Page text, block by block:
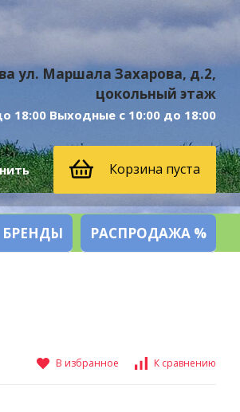
ул. Маршала Захарова, д.2,
цокольный этаж
18:00 Выходные с 10:00 до 18:00
Корзина пуста
БРЕНДЫ РАСПРОДАЖА %
В избранное К сравнению